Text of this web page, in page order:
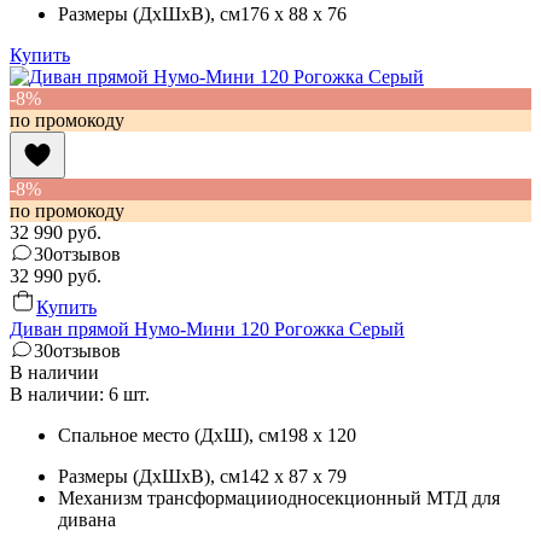
Размеры (ДхШхВ), см176 x 88 x 76
Купить
-8%
по промокоду
-8%
по промокоду
32 990 руб.
30отзывов
32 990 руб.
Купить
Диван прямой Нумо-Мини 120 Рогожка Серый
30отзывов
В наличии
В наличии: 6 шт.
Спальное место (ДхШ), см198 x 120
Размеры (ДхШхВ), см142 x 87 x 79
Механизм трансформацииодносекционный МТД для
дивана